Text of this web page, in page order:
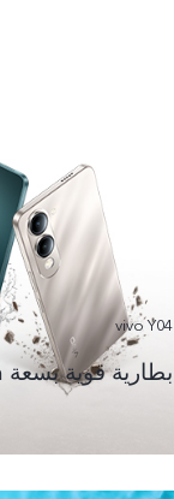
vivo Y04
بطارية قوية بسعة 6000mAh